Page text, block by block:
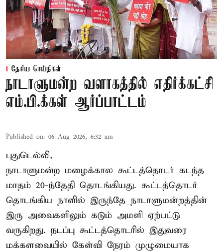
தேசிய செய்திகள்
நாடாளுமன்ற வளாகத்தில் எதிர்க்கட்சி
எம்.பி.க்கள் ஆர்ப்பாட்டம்
Published on: 06 Aug 2026, 6:32 am
புதுடெல்லி,
நாடாளுமன்ற மழைக்கால கூட்டத்தொடர் கடந்த
மாதம் 20-ந்தேதி தொடங்கியது. கூட்டத்தொடர்
தொடங்கிய நாளில் இருந்தே நாடாளுமன்றத்தின்
இரு அவைகளிலும் கடும் அமளி ஏற்பட்டு
வருகிறது. நடப்பு கூட்டத்தொடரில் இதுவரை
மக்களவையில் கேள்வி நேரம் முழுமையாக